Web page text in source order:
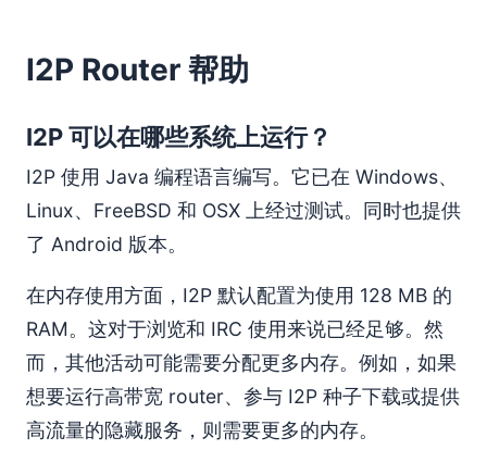
Reseeds（种子节点）
我的 router 已经运行了几分钟，但是连接数为零或者非常
如何手动重新播种？
隐私安全
我的 router 是通向常规互联网的"出口节点"(outproxy)
吗?我不希望它成为出口节点。
通过分析网络流量是否容易检测到 I2P 的使用？
使用 I2P 安全吗？
我在 router 控制台中看到了所有其他 I2P 节点的 IP 地
址。这是否意味着我的 IP 地址也会被其他人看到？
使用出口代理安全吗？
关于"去匿名化"攻击怎么样？
互联网访问/性能
I2P Router 帮助
I2P 可以在哪些系统上运行？
I2P 使用 Java 编程语言编写。它已在 Windows、
Linux、FreeBSD 和 OSX 上经过测试。同时也提供
了 Android 版本。
在内存使用方面，I2P 默认配置为使用 128 MB 的
RAM。这对于浏览和 IRC 使用来说已经足够。然
而，其他活动可能需要分配更多内存。例如，如果
想要运行高带宽 router、参与 I2P 种子下载或提供
高流量的隐藏服务，则需要更多的内存。